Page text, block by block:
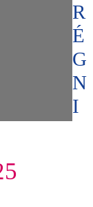
R
É
G
N
I